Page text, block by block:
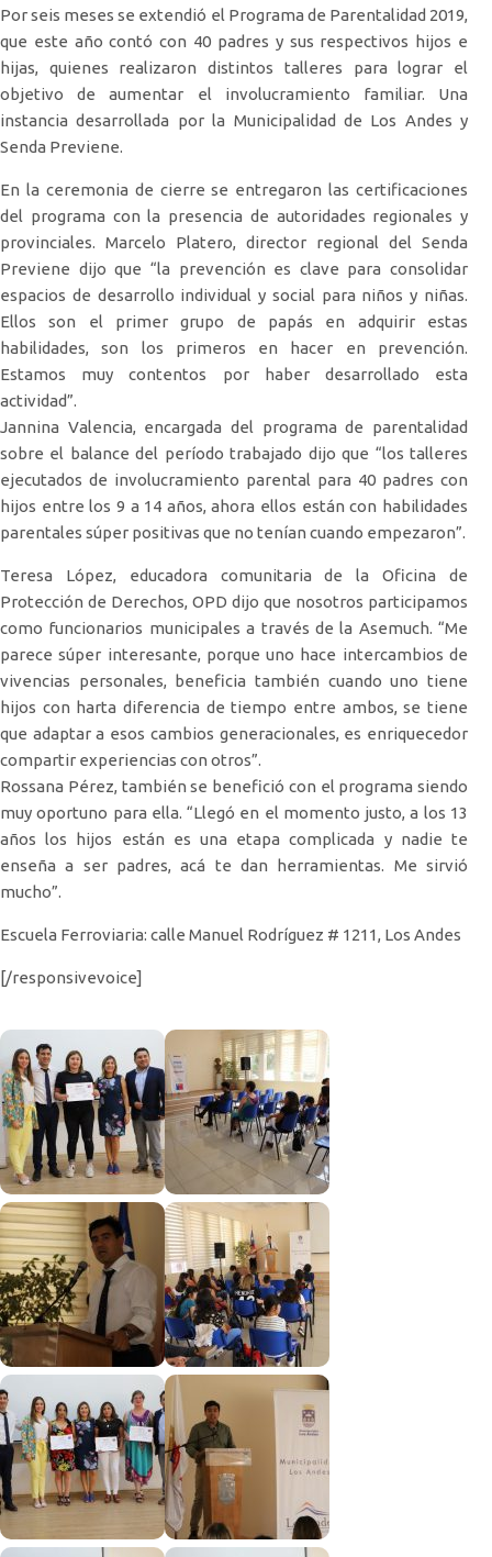
Por seis meses se extendió el Programa de Parentalidad 2019,
que este año contó con 40 padres y sus respectivos hijos e
hijas, quienes realizaron distintos talleres para lograr el
objetivo de aumentar el involucramiento familiar. Una
instancia desarrollada por la Municipalidad de Los Andes y
Senda Previene.
En la ceremonia de cierre se entregaron las certificaciones
del programa con la presencia de autoridades regionales y
provinciales. Marcelo Platero, director regional del Senda
Previene dijo que “la prevención es clave para consolidar
espacios de desarrollo individual y social para niños y niñas.
Ellos son el primer grupo de papás en adquirir estas
habilidades, son los primeros en hacer en prevención.
Estamos muy contentos por haber desarrollado esta
actividad”.
Jannina Valencia, encargada del programa de parentalidad
sobre el balance del período trabajado dijo que “los talleres
ejecutados de involucramiento parental para 40 padres con
hijos entre los 9 a 14 años, ahora ellos están con habilidades
parentales súper positivas que no tenían cuando empezaron”.
Teresa López, educadora comunitaria de la Oficina de
Protección de Derechos, OPD dijo que nosotros participamos
como funcionarios municipales a través de la Asemuch. “Me
parece súper interesante, porque uno hace intercambios de
vivencias personales, beneficia también cuando uno tiene
hijos con harta diferencia de tiempo entre ambos, se tiene
que adaptar a esos cambios generacionales, es enriquecedor
compartir experiencias con otros”.
Rossana Pérez, también se benefició con el programa siendo
muy oportuno para ella. “Llegó en el momento justo, a los 13
años los hijos están es una etapa complicada y nadie te
enseña a ser padres, acá te dan herramientas. Me sirvió
mucho”.
Escuela Ferroviaria: calle Manuel Rodríguez # 1211, Los Andes
[/responsivevoice]